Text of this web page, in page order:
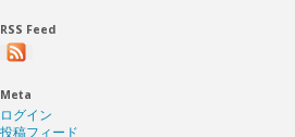
RSS Feed
Meta
ログイン
投稿フィード